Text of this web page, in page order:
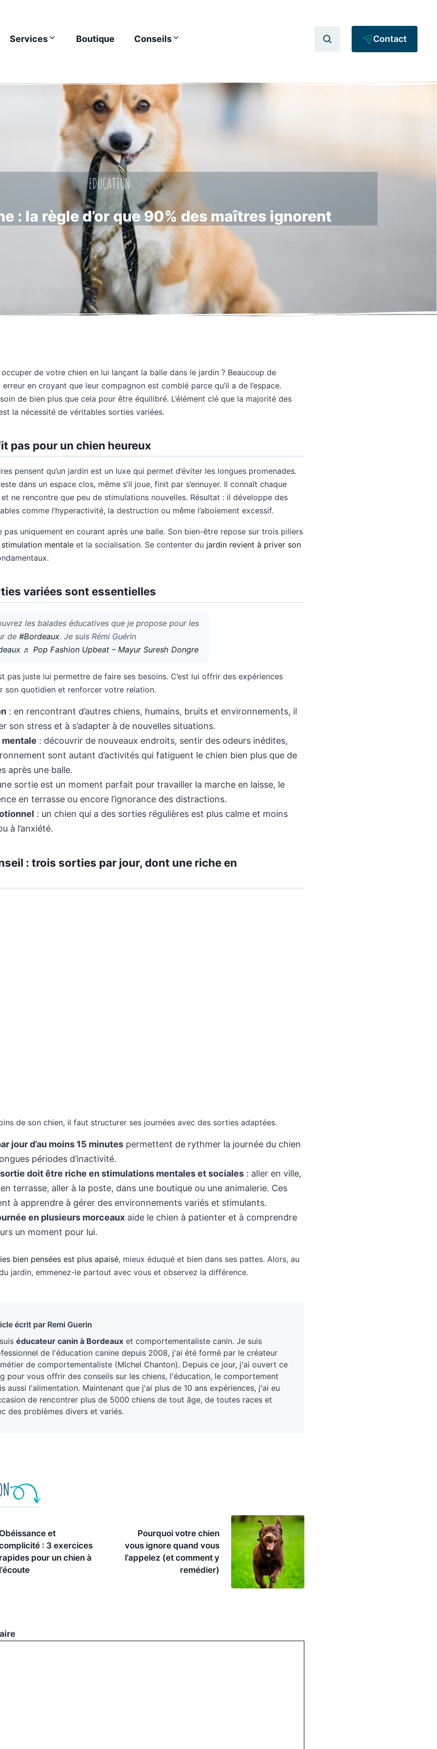
Services Boutique Conseils Contact
EDUCATION
: la règle d’or que 90% des maîtres ignorent
de votre chien en lui lançant la balle dans le jardin ? Beaucoup de
en croyant que leur compagnon est comblé parce qu’il a de l’espace.
de bien plus que cela pour être équilibré. L’élément clé que la majorité des
la nécessité de véritables sorties variées.
pas pour un chien heureux
pensent qu’un jardin est un luxe qui permet d’éviter les longues promenades.
dans un espace clos, même s’il joue, finit par s’ennuyer. Il connaît chaque
ne rencontre que peu de stimulations nouvelles. Résultat : il développe des
comme l’hyperactivité, la destruction ou même l’aboiement excessif.
pas uniquement en courant après une balle. Son bien-être repose sur trois piliers
stimulation mentale et la socialisation. Se contenter du jardin revient à priver son
variées sont essentielles
les balades éducatives que je propose pour les
de #Bordeaux. Je suis Rémi Guérin
♬ Pop Fashion Upbeat – Mayur Suresh Dongre
pas juste lui permettre de faire ses besoins. C’est lui offrir des expériences
son quotidien et renforcer votre relation.
: en rencontrant d’autres chiens, humains, bruits et environnements, il
son stress et à s’adapter à de nouvelles situations.
: découvrir de nouveaux endroits, sentir des odeurs inédites,
sont autant d’activités qui fatiguent le chien bien plus que de
après une balle.
sortie est un moment parfait pour travailler la marche en laisse, le
en terrasse ou encore l’ignorance des distractions.
: un chien qui a des sorties régulières est plus calme et moins
à l’anxiété.
: trois sorties par jour, dont une riche en
de son chien, il faut structurer ses journées avec des sorties adaptées.
jour d’au moins 15 minutes permettent de rythmer la journée du chien
périodes d’inactivité.
doit être riche en stimulations mentales et sociales : aller en ville,
terrasse, aller à la poste, dans une boutique ou une animalerie. Ces
à apprendre à gérer des environnements variés et stimulants.
en plusieurs morceaux aide le chien à patienter et à comprendre
un moment pour lui.
bien pensées est plus apaisé, mieux éduqué et bien dans ses pattes. Alors, au
jardin, emmenez-le partout avec vous et observez la différence.
écrit par Remi Guerin
éducateur canin à Bordeaux et comportementaliste canin. Je suis
de l'éducation canine depuis 2008, j'ai été formé par le créateur
de comportementaliste (Michel Chanton). Depuis ce jour, j'ai ouvert ce
pour vous offrir des conseils sur les chiens, l'éducation, le comportement
aussi l'alimentation. Maintenant que j'ai plus de 10 ans expériences, j'ai eu
de rencontrer plus de 5000 chiens de tout âge, de toutes races et
des problèmes divers et variés.
Obéissance et
: 3 exercices
rapides pour un chien à
l’écoute
Pourquoi votre chien
vous ignore quand vous
l’appelez (et comment y
remédier)